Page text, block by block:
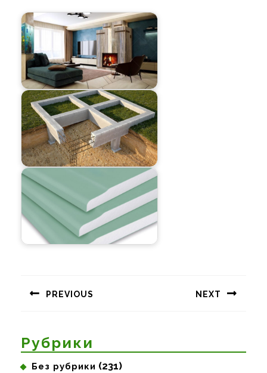
записям
PREVIOUS NEXT
Рубрики
Без рубрики (231)